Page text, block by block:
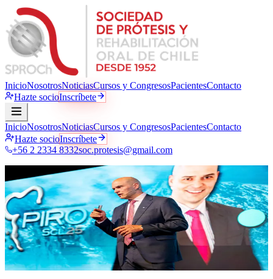
InicioNosotrosNoticiasCursos y CongresosPacientesContacto
Hazte socioInscríbete
InicioNosotrosNoticiasCursos y CongresosPacientesContacto
Hazte socioInscríbete
+56 2 2334 8332soc.protesis@gmail.com
Noticias · Comunicados oficiales
La sociedadal día
Comunicados oficiales, novedades académicas, publicaciones
científicas y actividad gremial. Todo lo que pasa en SPROCh, en un
solo lugar.
1 publicación·10categorías ·Actualización continua